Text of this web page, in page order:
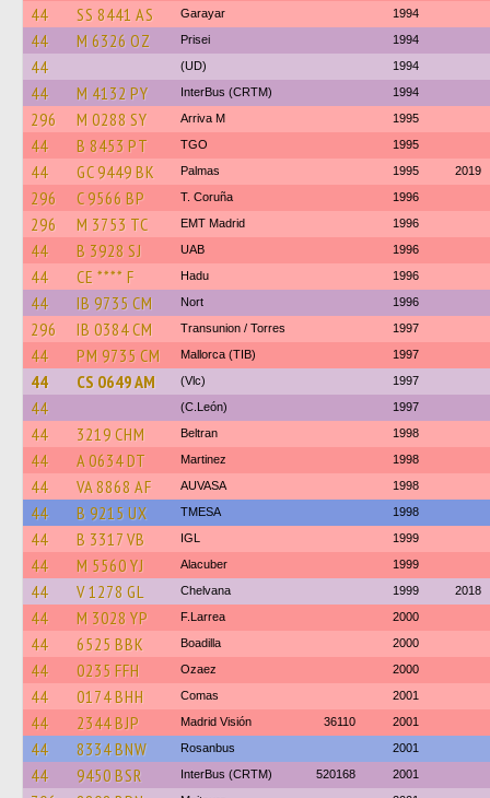
44 SS 8441 AS Garayar 1994
44 M 6326 OZ Prisei 1994
44 (UD) 1994
44 M 4132 PY InterBus (CRTM) 1994
296 M 0288 SY Arriva M 1995
44 B 8453 PT TGO 1995
44 GC 9449 BK Palmas 1995 2019
296 C 9566 BP T. Coruña 1996
296 M 3753 TC EMT Madrid 1996
44 B 3928 SJ UAB 1996
44 CE **** F Hadu 1996
44 IB 9735 CM Nort 1996
296 IB 0384 CM Transunion / Torres 1997
44 PM 9735 CM Mallorca (TIB) 1997
44 CS 0649 AM (Vlc) 1997
44 (C.León) 1997
44 3219 CHM Beltran 1998
44 A 0634 DT Martinez 1998
44 VA 8868 AF AUVASA 1998
44 B 9215 UX TMESA 1998
44 B 3317 VB IGL 1999
44 M 5560 YJ Alacuber 1999
44 V 1278 GL Chelvana 1999 2018
44 M 3028 YP F.Larrea 2000
44 6525 BBK Boadilla 2000
44 0235 FFH Ozaez 2000
44 0174 BHH Comas 2001
44 2344 BJP Madrid Visión 36110 2001
44 8334 BNW Rosanbus 2001
44 9450 BSR InterBus (CRTM) 520168 2001